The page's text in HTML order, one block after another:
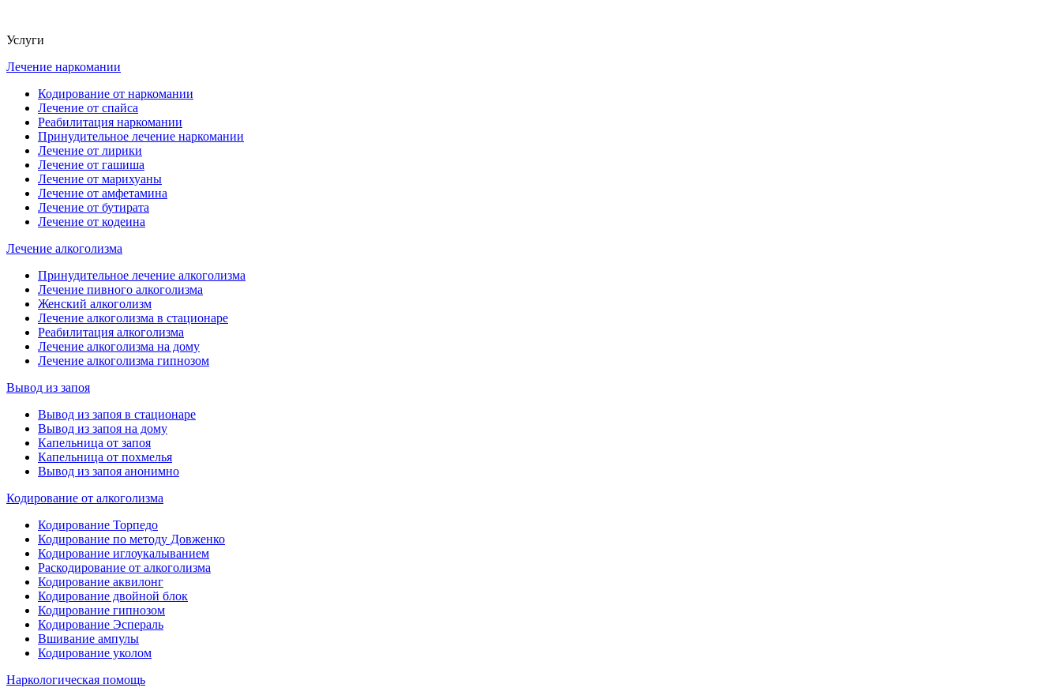
Услуги
Лечение наркомании
Кодирование от наркомании
Лечение от спайса
Реабилитация наркомании
Принудительное лечение наркомании
Лечение от лирики
Лечение от гашиша
Лечение от марихуаны
Лечение от амфетамина
Лечение от бутирата
Лечение от кодеина
Лечение алкоголизма
Принудительное лечение алкоголизма
Лечение пивного алкоголизма
Женский алкоголизм
Лечение алкоголизма в стационаре
Реабилитация алкоголизма
Лечение алкоголизма на дому
Лечение алкоголизма гипнозом
Вывод из запоя
Вывод из запоя в стационаре
Вывод из запоя на дому
Капельница от запоя
Капельница от похмелья
Вывод из запоя анонимно
Кодирование от алкоголизма
Кодирование Торпедо
Кодирование по методу Довженко
Кодирование иглоукалыванием
Раскодирование от алкоголизма
Кодирование аквилонг
Кодирование двойной блок
Кодирование гипнозом
Кодирование Эспераль
Вшивание ампулы
Кодирование уколом
Наркологическая помощь